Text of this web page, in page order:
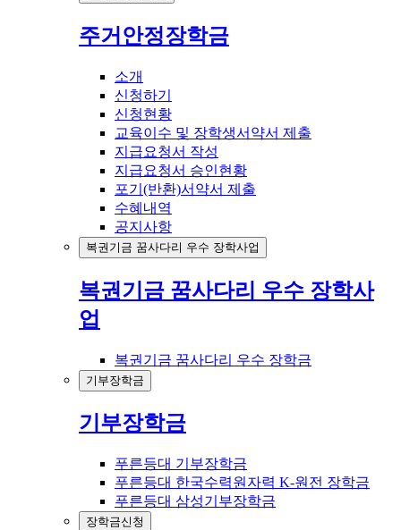
주거안정장학금
소개
신청하기
신청현황
교육이수 및 장학생서약서 제출
지급요청서 작성
지급요청서 승인현황
포기(반환)서약서 제출
수혜내역
공지사항
복권기금 꿈사다리 우수 장학사업
복권기금 꿈사다리 우수 장학사
업
복권기금 꿈사다리 우수 장학금
기부장학금
기부장학금
푸른등대 기부장학금
푸른등대 한국수력원자력 K-원전 장학금
푸른등대 삼성기부장학금
장학금신청